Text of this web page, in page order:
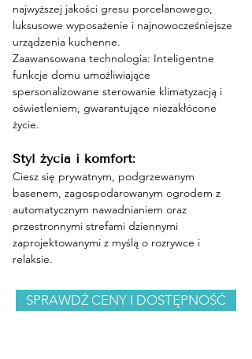
najwyższej jakości gresu porcelanowego,
luksusowe wyposażenie i najnowocześniejsze
urządzenia kuchenne.
Zaawansowana technologia: Inteligentne
funkcje domu umożliwiające
spersonalizowane sterowanie klimatyzacją i
oświetleniem, gwarantujące niezakłócone
życie.
Styl życia i komfort:
Ciesz się prywatnym, podgrzewanym
basenem, zagospodarowanym ogrodem z
automatycznym nawadnianiem oraz
przestronnymi strefami dziennymi
zaprojektowanymi z myślą o rozrywce i
relaksie.
SPRAWDŹ CENY I DOSTĘPNOŚĆ